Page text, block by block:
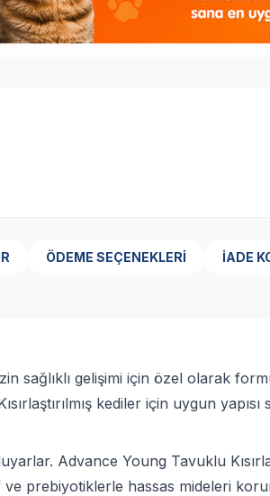
ÖDEME SEÇENEKLERI İADE
sağlıklı gelişimi için özel olarak
kediler için uygun
Advance Young Tavuklu
prebiyotiklerle hassas mideleri